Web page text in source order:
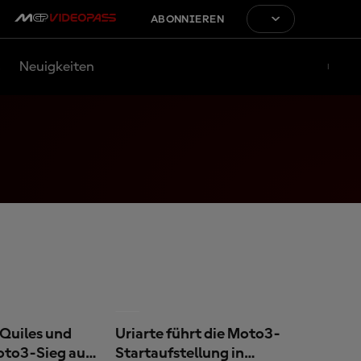
ABONNIEREN
Neuigkeiten
und
Sieg auf
Uriarte führt die Moto3-
Startaufstellung in